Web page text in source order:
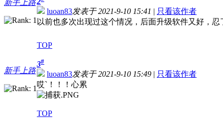
新手上路
luoan83发表于 2021-9-10 15:41 | 只看该作者
以前也多次出现过这个情况，后面升级软件又好，
TOP
新手上路
3#
luoan83发表于 2021-9-10 15:49 | 只看该作者
哎`！！！心累
TOP